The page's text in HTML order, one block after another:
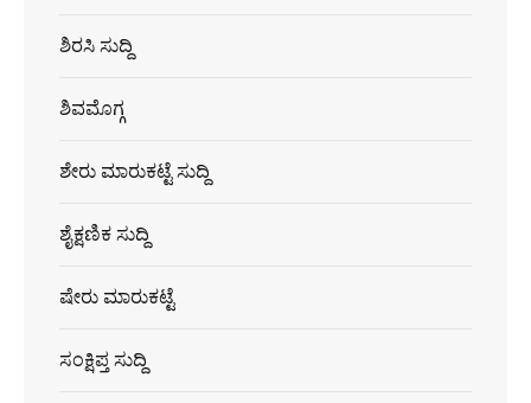
ಶಿರಸಿ ಸುದ್ದಿ
ಶಿವಮೊಗ್ಗ
ಶೇರು ಮಾರುಕಟ್ಟೆ ಸುದ್ದಿ
ಶೈಕ್ಷಣಿಕ ಸುದ್ದಿ
ಷೇರು ಮಾರುಕಟ್ಟೆ
ಸಂಕ್ಷಿಪ್ತ ಸುದ್ದಿ